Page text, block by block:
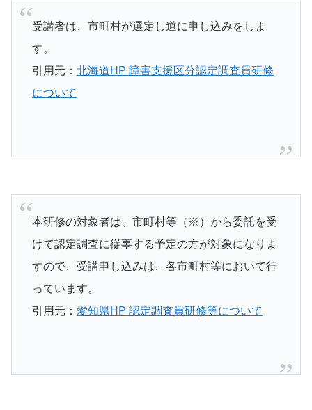
受講者は、市町村が選定し道に申し込みをしま
す。
引用元： 北海道HP 障害支援区分認定調査員研修
について
本研修の対象者は、市町村等（※）から委託を受
けて認定調査に従事する予定の方が対象になりま
すので、受講申し込みは、各市町村等において行
っています。
引用元： 愛知県HP 認定調査員研修等について